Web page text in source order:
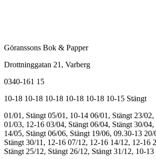
Göranssons Bok & Papper
Drottninggatan 21 , Varberg
0340-161 15
10-18 10-18 10-18 10-18 10-18 10-15 Stängt
01/01, Stängt 05/01, 10-14 06/01, Stängt 23/02,
01/03, 12-16 03/04, Stängt 06/04, Stängt 30/04,
14/05, Stängt 06/06, Stängt 19/06, 09.30-13 20/
Stängt 30/11, 12-16 07/12, 12-16 14/12, 12-16
Stängt 25/12, Stängt 26/12, Stängt 31/12, 10-13